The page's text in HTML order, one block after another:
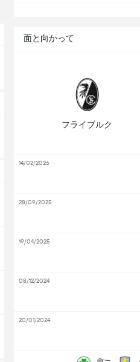
面と向かって
フライブルク
14/02/2026
28/09/2025
19/04/2025
08/12/2024
20/01/2024